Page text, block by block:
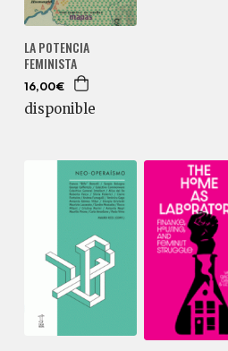
LA POTENCIA
FEMINISTA
16,00€
disponible